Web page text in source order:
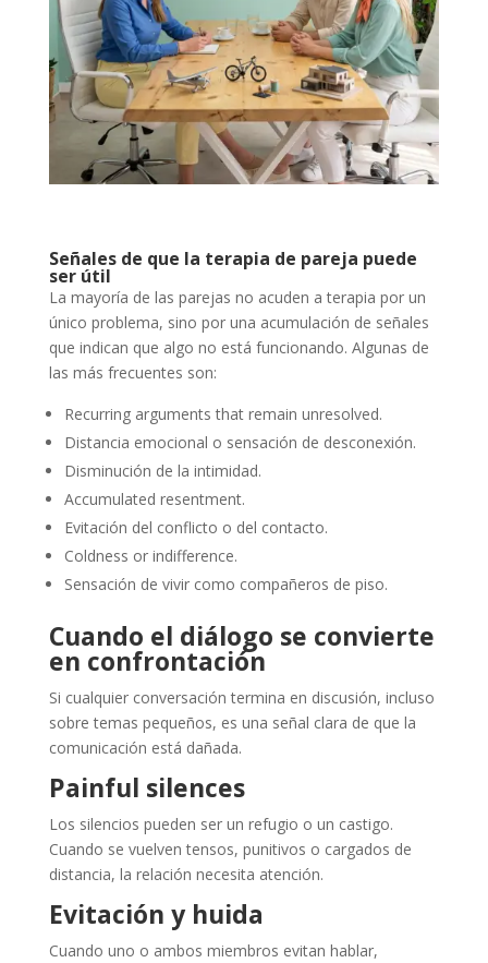
Señales de que la terapia de pareja puede
ser útil
La mayoría de las parejas no acuden a terapia por un
único problema, sino por una acumulación de señales
que indican que algo no está funcionando. Algunas de
las más frecuentes son:
Recurring arguments that remain unresolved.
Distancia emocional o sensación de desconexión.
Disminución de la intimidad.
Accumulated resentment.
Evitación del conflicto o del contacto.
Coldness or indifference.
Sensación de vivir como compañeros de piso.
Cuando el diálogo se convierte
en confrontación
Si cualquier conversación termina en discusión, incluso
sobre temas pequeños, es una señal clara de que la
comunicación está dañada.
Painful silences
Los silencios pueden ser un refugio o un castigo.
Cuando se vuelven tensos, punitivos o cargados de
distancia, la relación necesita atención.
Evitación y huida
Cuando uno o ambos miembros evitan hablar,